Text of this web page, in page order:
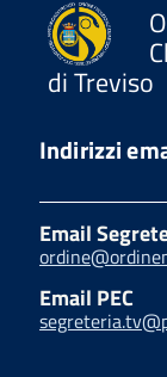
di Treviso
Indirizzi
Email
Email PEC